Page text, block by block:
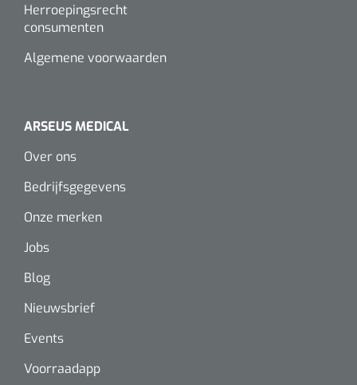
Schuimverbanden
Hydrogel
Alginaten
Verbandhaakjes
Nierbekken
Herroepingsrecht
consumenten
Algemene voorwaarden
ARSEUS MEDICAL
Over ons
Bedrijfsgegevens
Onze merken
Jobs
Blog
Nieuwsbrief
Events
Voorraadapp